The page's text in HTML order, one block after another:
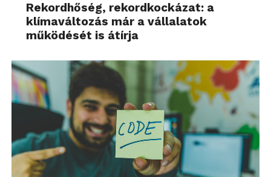
Rekordhőség, rekordkockázat: a
klímaváltozás már a vállalatok
működését is átírja